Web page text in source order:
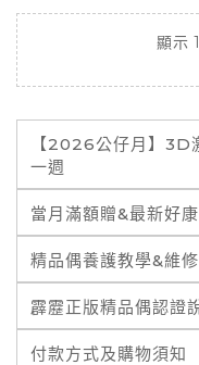
顯示
【2026公仔月】3D
一週
當月滿額贈&最新好康
精品偶養護教學&維
霹靂正版精品偶認證
付款方式及購物須知